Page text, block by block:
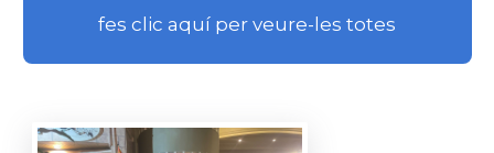
fes clic aquí per veure-les totes